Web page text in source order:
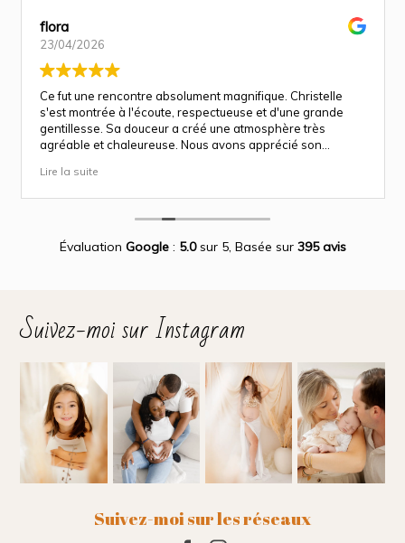
flora
23/04/2026
Ce fut une rencontre absolument magnifique. Christelle
s'est montrée à l'écoute, respectueuse et d'une grande
gentillesse. Sa douceur a créé une atmosphère très
agréable et chaleureuse. Nous avons apprécié son
(grossesse et naissance). Ce fut une expérience des plus
Encore merci infiniment.
Lire la suite
Évaluation Google: 5.0sur 5, Basée sur 395 avis
Suivez-moi sur Instagram
Suivez-moi sur les réseaux